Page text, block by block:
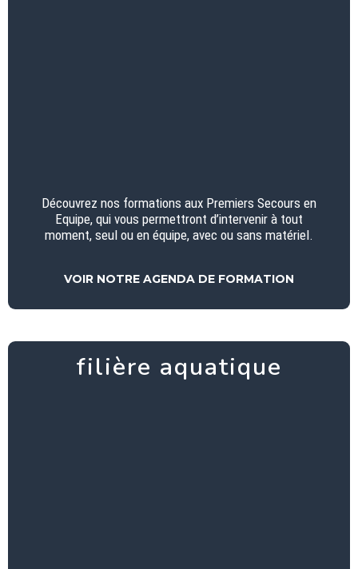
Découvrez nos formations aux Premiers Secours en
Equipe, qui vous permettront d’intervenir à tout
moment, seul ou en équipe, avec ou sans matériel.
VOIR NOTRE AGENDA DE FORMATION
filière aquatique